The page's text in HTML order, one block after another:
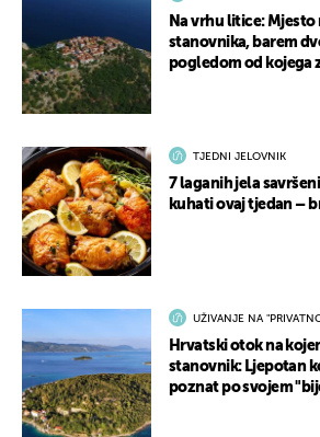
Na vrhu litice: Mjesto
stanovnika, barem
pogledom od kojega
TJEDNI JELOVNIK
7 laganih jela
kuhati ovaj tjedan –
UŽIVANJE NA
Hrvatski otok na
stanovnik: Ljepotan
poznat po svojem